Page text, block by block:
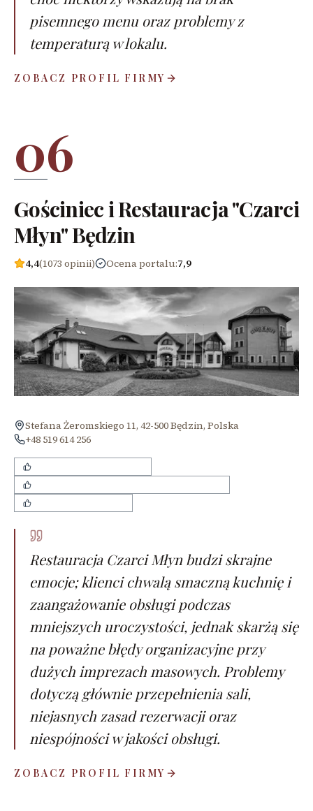
pisemnego menu oraz problemy z
temperaturą w lokalu.
ZOBACZ PROFIL FIRMY
06
Gościniec i Restauracja "Czarci
Młyn" Będzin
4,4(1073 opinii) Ocena portalu:7,9
Stefana Żeromskiego 11, 42-500 Będzin, Polska
+48 519 614 256
Restauracja Czarci Młyn budzi skrajne
emocje; klienci chwalą smaczną kuchnię i
zaangażowanie obsługi podczas
mniejszych uroczystości, jednak skarżą się
na poważne błędy organizacyjne przy
dużych imprezach masowych. Problemy
dotyczą głównie przepełnienia sali,
niejasnych zasad rezerwacji oraz
niespójności w jakości obsługi.
ZOBACZ PROFIL FIRMY